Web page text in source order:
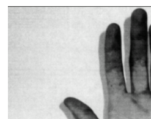
e
p
t
b
r
e
0
1